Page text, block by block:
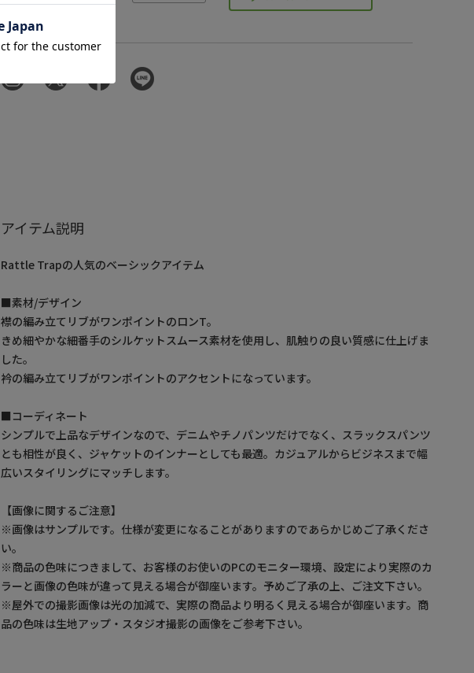
アイテム説明
Rattle Trapの人気のベーシックアイテム
■素材/デザイン
襟の編み立てリブがワンポイントのロンT。
きめ細やかな細番手のシルケットスムース素材を使用し、肌触りの良い質感に仕上げま
した。
衿の編み立てリブがワンポイントのアクセントになっています。
■コーディネート
シンプルで上品なデザインなので、デニムやチノパンツだけでなく、スラックスパンツ
とも相性が良く、ジャケットのインナーとしても最適。カジュアルからビジネスまで幅
広いスタイリングにマッチします。
【画像に関するご注意】
※画像はサンプルです。仕様が変更になることがありますのであらかじめご了承くださ
い。
※商品の色味につきまして、お客様のお使いのPCのモニター環境、設定により実際のカ
ラーと画像の色味が違って見える場合が御座います。予めご了承の上、ご注文下さい。
※屋外での撮影画像は光の加減で、実際の商品より明るく見える場合が御座います。商
品の色味は生地アップ・スタジオ撮影の画像をご参考下さい。